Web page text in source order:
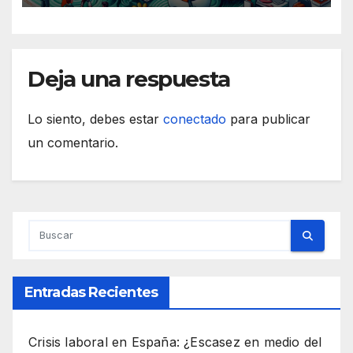
Deja una respuesta
Lo siento, debes estar conectado para publicar
un comentario.
Entradas Recientes
Crisis laboral en España: ¿Escasez en medio del